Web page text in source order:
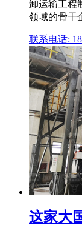
卸运输工程
领域的骨干
联系电话:
这家大